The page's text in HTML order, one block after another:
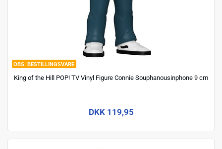
BESTILLINGSVARE
King of the Hill POP! TV Vinyl Figure Connie Souphanousinphone 9 cm
DKK 119,95